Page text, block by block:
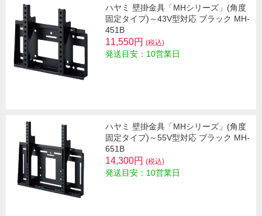
ハヤミ 壁掛金具「MHシリーズ」(角度
固定タイプ)～43V型対応 ブラック MH-
451B
11,550円 (税込)
発送目安：10営業日
ハヤミ 壁掛金具「MHシリーズ」(角度
固定タイプ)～55V型対応 ブラック MH-
651B
14,300円 (税込)
発送目安：10営業日